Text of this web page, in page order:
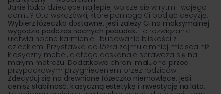
Jakie łóżko dziecięce najlepiej wpisze się w rytm Twojego
domu? Oto wskazówki, które pomogą Ci podjąć decyzję:
Wybierz łóżeczko dostawne, jeśli zależy Ci na maksymalnej
wygodzie podczas nocnych pobudek. To rozwiązanie
ułatwia nocne karmienie i budowanie bliskości z
dzieckiem. Przystawka do łóżka zajmuje mniej miejsca niż
klasyczny mebel, dlatego doskonale sprawdza się na
małym metrażu. Dodatkowo chroni malucha przed
przypadkowym przygnieceniem przez rodziców.
Zdecyduj się na drewniane łóżeczko niemowlęce, jeśli
cenisz stabilność, klasyczną estetykę i inwestycję na lata.